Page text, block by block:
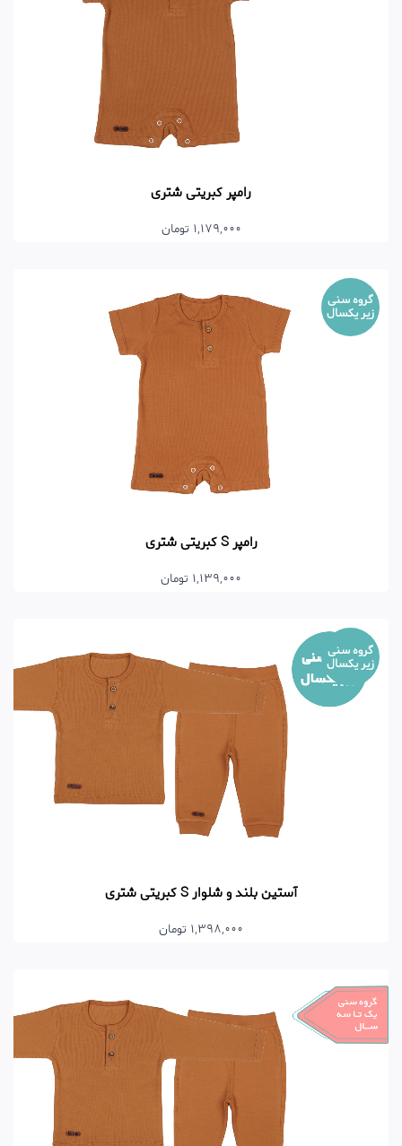
رامپر کبریتی شتری
1,179,000 تومان
گروه سنی
زیر یکسال
رامپر S کبریتی شتری
1,139,000 تومان
گروه سنی
زیر یکسال
آستین بلند و شلوار S کبریتی شتری
1,398,000 تومان